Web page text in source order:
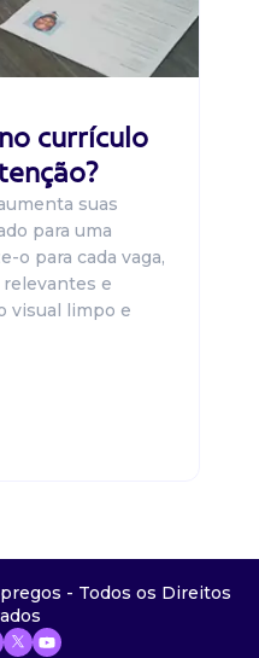
currículo
suas
para uma
o para cada vaga,
e
visual limpo e
- Todos os Direitos